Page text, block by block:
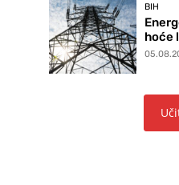
BIH
hoće